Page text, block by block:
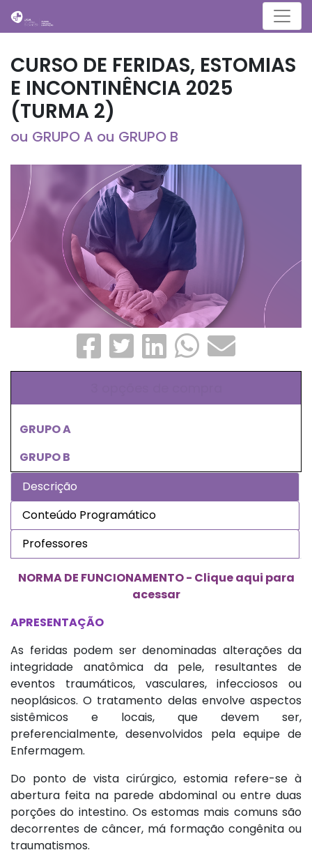
Menu
CURSO DE FERIDAS, ESTOMIAS
E INCONTINÊNCIA 2025
(TURMA 2)
ou GRUPO A ou GRUPO B
Descrição
Conteúdo Programático
Professores
NORMA DE FUNCIONAMENTO - Clique aqui para
acessar
APRESENTAÇÃO
As feridas podem ser denominadas alterações da
integridade anatômica da pele, resultantes de
eventos traumáticos, vasculares, infecciosos ou
neoplásicos. O tratamento delas envolve aspectos
sistêmicos e locais, que devem ser,
preferencialmente, desenvolvidos pela equipe de
Enfermagem.
Do ponto de vista cirúrgico, estomia refere-se à
abertura feita na parede abdominal ou entre duas
porções do intestino. Os estomas mais comuns são
decorrentes de câncer, má formação congênita ou
traumatismos.
GRUPO A
GRUPO B